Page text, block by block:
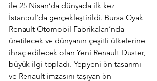
ile 25 Nisan’da dünyada ilk kez
İstanbul’da gerçekleştirildi. Bursa Oyak
Renault Otomobil Fabrikaları’nda
üretilecek ve dünyanın çeşitli ülkelerine
ihraç edilecek olan Yeni Renault Duster,
büyük ilgi topladı. Yepyeni ön tasarımı
ve Renault imzasını taşıyan ön